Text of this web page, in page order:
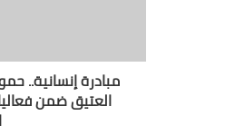
ن
ي
مبادرة إنسانية..
العتيق ضمن